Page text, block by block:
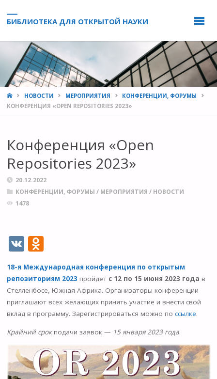
БИБЛИОТЕКА ДЛЯ ОТКРЫТОЙ НАУКИ
HOMEНОВОСТИ МЕРОПРИЯТИЯ
КОНФЕРЕНЦИИ, ФОРУМЫ
КОНФЕРЕНЦИЯ «OPEN REPOSITORIES 2023»
Конференция «Open
Repositories 2023»
20.12.2022
КОНФЕРЕНЦИИ, ФОРУМЫ / МЕРОПРИЯТИЯ / НОВОСТИ
1478
V
K
O
n
o
kl
as
s
ni
ki
18-я Международная конференция по открытым
репозиториям 2023 пройдет с 12 по 15 июня 2023 года в
Стелленбосе, Южная Африка. Организаторы конференции
приглашают всех желающих принять участие и внести свой
вклад в программу. Зарегистрироваться можно по ссылке.
Крайний срокподачи заявок — 15 января 2023 года.